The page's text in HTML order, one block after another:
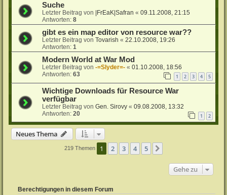
Suche
Letzter Beitrag von |FrEaK|Safran «09.11.2008, 21:15
Antworten:8
gibt es ein map editor von resource war??
Letzter Beitrag vonTovarish «22.10.2008, 19:26
Antworten:1
Modern World at War Mod
Letzter Beitrag von-=Slyder=- «01.10.2008, 18:56
Antworten:63 1 2 3 4 5
Wichtige Downloads für Resource War
verfügbar
Letzter Beitrag vonGen. Sirovy «09.08.2008, 13:32
Antworten:20 1 2
Neues Thema
219 Themen 1 2 3 4 5
Gehe zu
Berechtigungen in diesem Forum